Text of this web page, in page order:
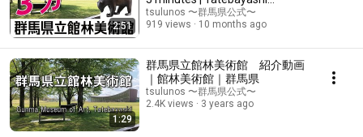
2:51
Museum of Art | Gunma Pref...
tsulunos 〜群馬県公式〜
919 views
10 months ago
1:29
群馬県立館林美術館 紹介動画
｜館林美術館｜群馬県
tsulunos 〜群馬県公式〜
2.4K views
3 years ago